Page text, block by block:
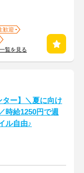
歓迎
覧を見る
ター】＼夏に向け
時給1250円で週
ル自由♪